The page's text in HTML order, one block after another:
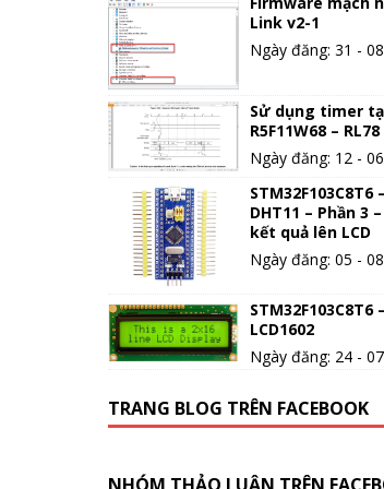
Link v2-1
Ngày đăng: 31 -
Sử dụng timer
R5F11W68 –
Ngày đăng: 12 -
STM32F103C8T6
DHT11 – Phần 3
kết quả lên LCD
Ngày đăng: 05 -
STM32F103C8T6
LCD1602
Ngày đăng: 24 -
TRANG BLOG TRÊN FACEBOOK